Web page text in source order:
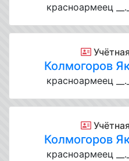
красноармеец
Колмогоров
красноармеец
Колмогоров
красноармеец